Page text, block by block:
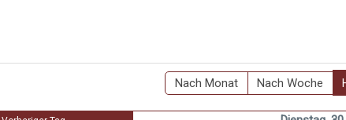
Nach Monat Nach Woche